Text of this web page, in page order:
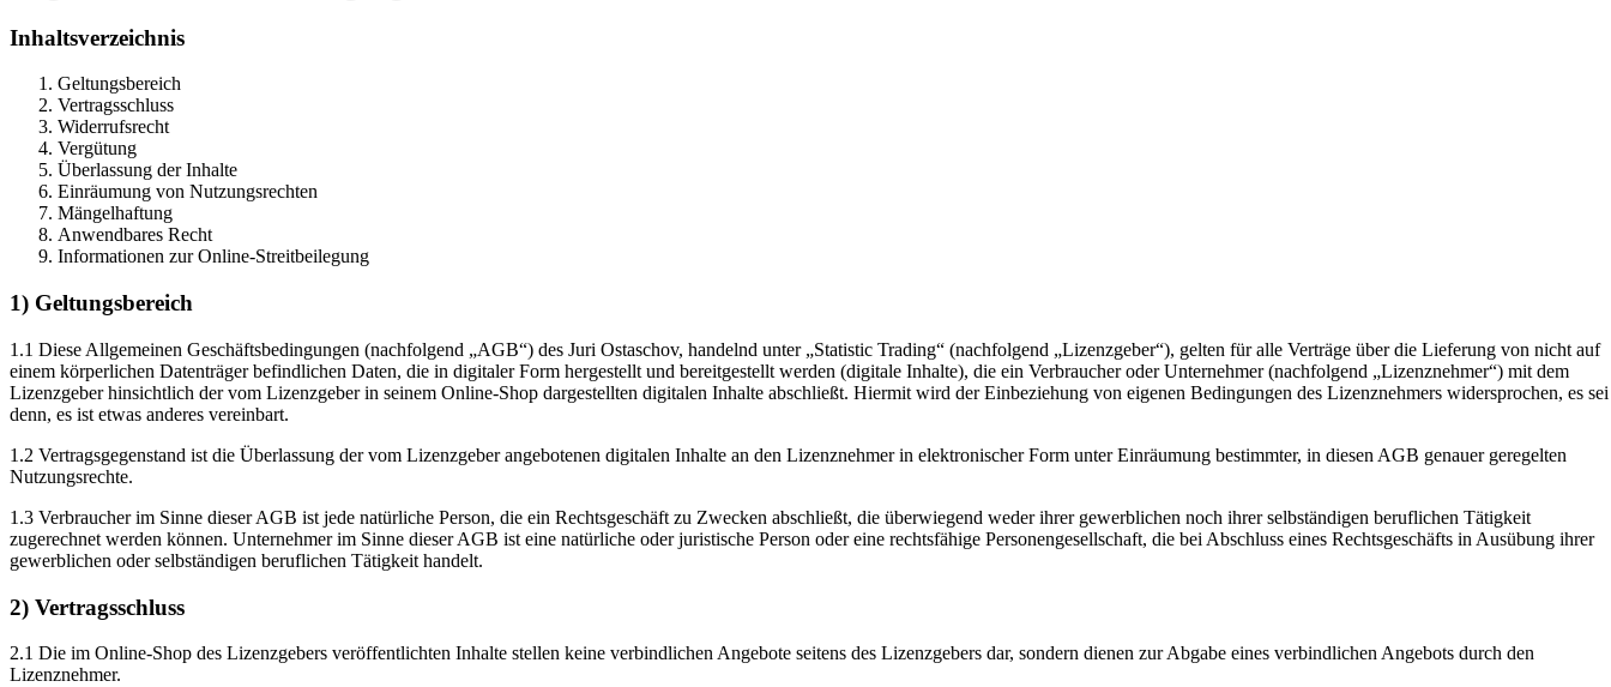
Inhaltsverzeichnis
Geltungsbereich
Vertragsschluss
Widerrufsrecht
Vergütung
Überlassung der Inhalte
Einräumung von Nutzungsrechten
Mängelhaftung
Anwendbares Recht
Informationen zur Online-Streitbeilegung
1) Geltungsbereich
1.1 Diese Allgemeinen Geschäftsbedingungen (nachfolgend „AGB“) des Juri Ostaschov, handelnd unter „Statistic Trading“ (nachfolgend „Lizenzgeber“), gelten für alle Verträge über die Lieferung von nicht auf
einem körperlichen Datenträger befindlichen Daten, die in digitaler Form hergestellt und bereitgestellt werden (digitale Inhalte), die ein Verbraucher oder Unternehmer (nachfolgend „Lizenznehmer“) mit dem
Lizenzgeber hinsichtlich der vom Lizenzgeber in seinem Online-Shop dargestellten digitalen Inhalte abschließt. Hiermit wird der Einbeziehung von eigenen Bedingungen des Lizenznehmers widersprochen, es sei
denn, es ist etwas anderes vereinbart.
1.2 Vertragsgegenstand ist die Überlassung der vom Lizenzgeber angebotenen digitalen Inhalte an den Lizenznehmer in elektronischer Form unter Einräumung bestimmter, in diesen AGB genauer geregelten
Nutzungsrechte.
1.3 Verbraucher im Sinne dieser AGB ist jede natürliche Person, die ein Rechtsgeschäft zu Zwecken abschließt, die überwiegend weder ihrer gewerblichen noch ihrer selbständigen beruflichen Tätigkeit
zugerechnet werden können. Unternehmer im Sinne dieser AGB ist eine natürliche oder juristische Person oder eine rechtsfähige Personengesellschaft, die bei Abschluss eines Rechtsgeschäfts in Ausübung ihrer
gewerblichen oder selbständigen beruflichen Tätigkeit handelt.
2) Vertragsschluss
2.1 Die im Online-Shop des Lizenzgebers veröffentlichten Inhalte stellen keine verbindlichen Angebote seitens des Lizenzgebers dar, sondern dienen zur Abgabe eines verbindlichen Angebots durch den
Lizenznehmer.